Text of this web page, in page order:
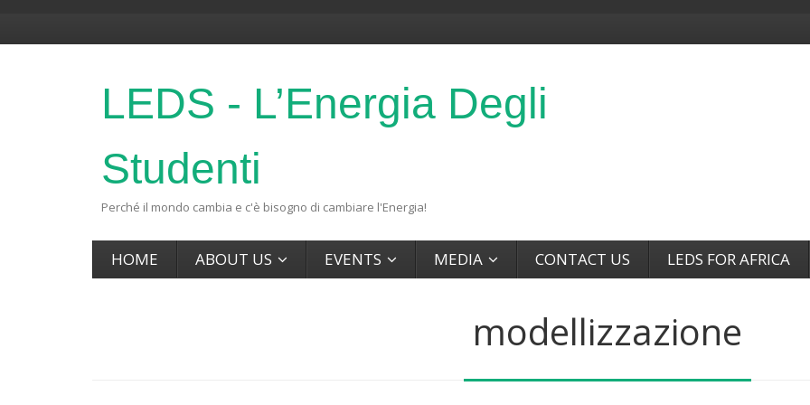
LEDS - L’Energia Degli
Studenti
Perché il mondo cambia e c'è bisogno di cambiare l'Energia!
HOME ABOUT US EVENTS MEDIA CONTACT US LEDS FOR AFRICA
modellizzazione